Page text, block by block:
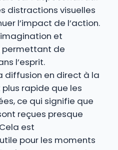
distractions visuelles
l’impact de l’action.
et
permettant de
l’esprit.
diffusion en direct à la
rapide que les
ce qui signifie que
reçues presque
est
pour les moments